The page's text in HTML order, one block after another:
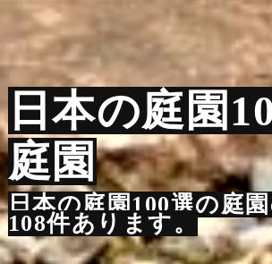
日本の庭園
庭園
日本の庭園100選の庭
108件あります。